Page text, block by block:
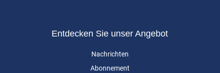
Entdecken Sie unser Angebot
Nachrichten
Abonnement